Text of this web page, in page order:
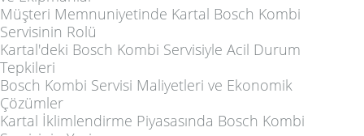
Müşteri Memnuniyetinde Kartal Bosch Kombi
Servisinin Rolü
Kartal'deki Bosch Kombi Servisiyle Acil Durum
Tepkileri
Bosch Kombi Servisi Maliyetleri ve Ekonomik
Çözümler
Kartal İklimlendirme Piyasasında Bosch Kombi